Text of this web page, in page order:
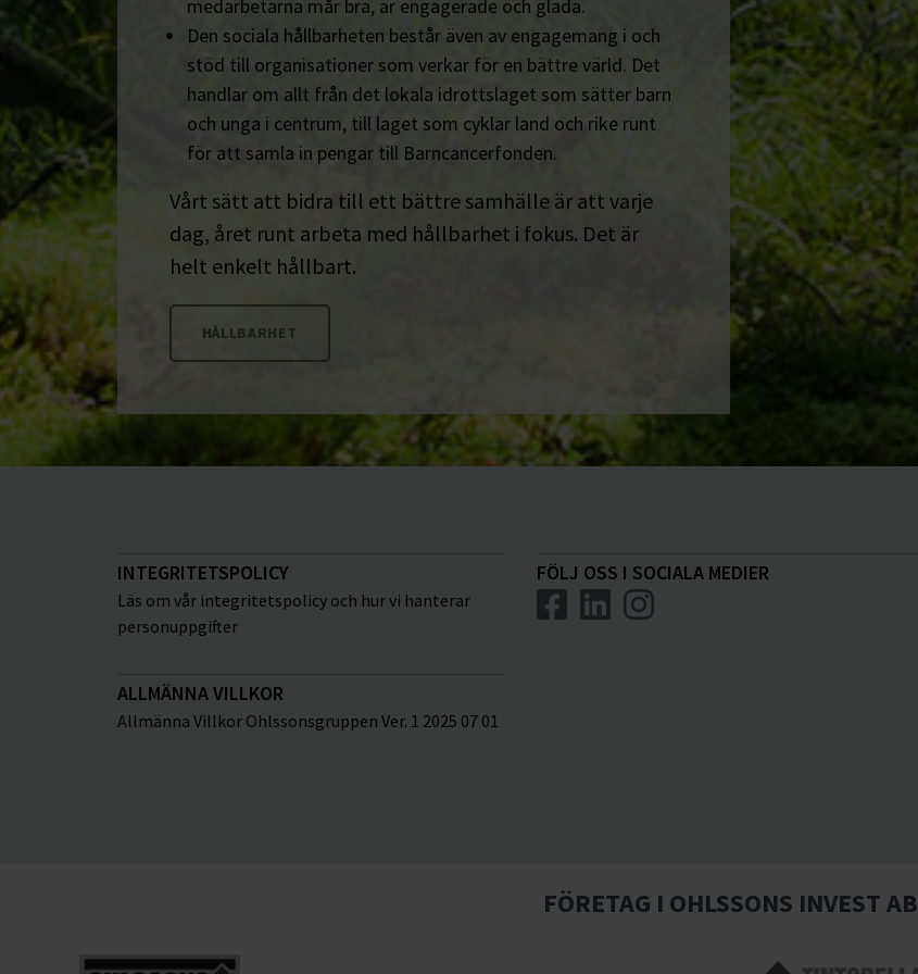
medarbetarna mår bra, är engagerade och glada.
Den sociala hållbarheten består även av engagemang i och
stöd till organisationer som verkar för en bättre värld. Det
handlar om allt från det lokala idrottslaget som sätter barn
och unga i centrum, till laget som cyklar land och rike runt
för att samla in pengar till Barncancerfonden.
Vårt sätt att bidra till ett bättre samhälle är att varje
dag, året runt arbeta med hållbarhet i fokus. Det är
helt enkelt hållbart.
HÅLLBARHET
INTEGRITETSPOLICY
Läs om vår integritetspolicy och hur vi hanterar
personuppgifter
ALLMÄNNA VILLKOR
Allmänna Villkor Ohlssonsgruppen Ver. 1 2025 07 01
FÖLJ OSS I SOCIALA MEDIER
FÖRETAG I OHLSSONS INVEST AB